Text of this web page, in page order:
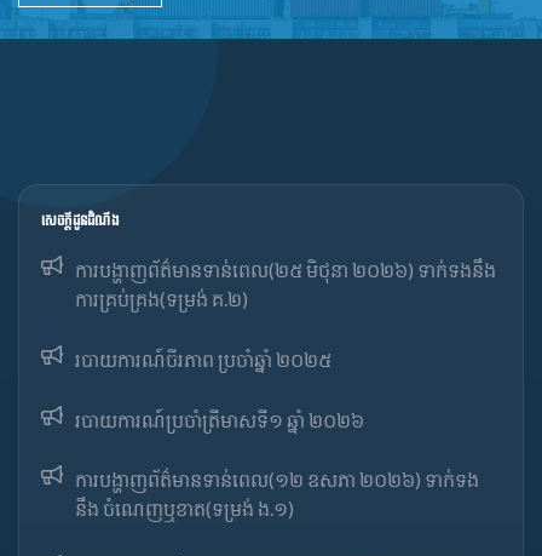
សេចក្ដីជូនដំណឹង
ការបង្ហាញព័ត៌មានទាន់ពេល(២៥ មិថុនា ២០២៦) ទាក់ទងនឹង
ការគ្រប់គ្រង(ទម្រង់ គ.២)
របាយការណ៍ចីរភាព ប្រចាំឆ្នាំ ២០២៥
របាយការណ៍​​ប្រចាំ​ត្រីមាសទី១ ឆ្នាំ ២០២៦
ការបង្ហាញព័ត៌មានទាន់ពេល(១២ ឧសភា ២០២៦) ទាក់ទង
នឹង ចំណេញឬខាត(ទម្រង់ ង.១)